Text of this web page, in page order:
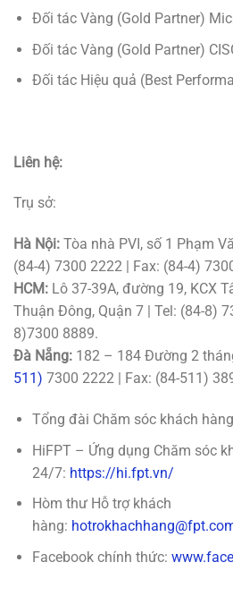
Đối tác Vàng (Gold Partner)
Đối tác Vàng (Gold Partner)
Đối tác Hiệu quả (Best
Liên hệ:
Trụ sở:
Hà Nội: Tòa nhà PVI, số 1 Phạm
(84-4) 7300 2222 | Fax: (84-4)
HCM: Lô 37-39A, đường 19, KCX
Thuận Đông, Quận 7 | Tel: (84-8)
8)7300 8889.
Đà Nẵng: 182 – 184 Đường 2
511) 7300 2222 | Fax: (84-511)
Tổng đài Chăm sóc khách
HiFPT – Ứng dụng Chăm sóc
24/7: https://hi.fpt.vn/
Hòm thư Hỗ trợ khách
hàng:
Facebook chính thức: